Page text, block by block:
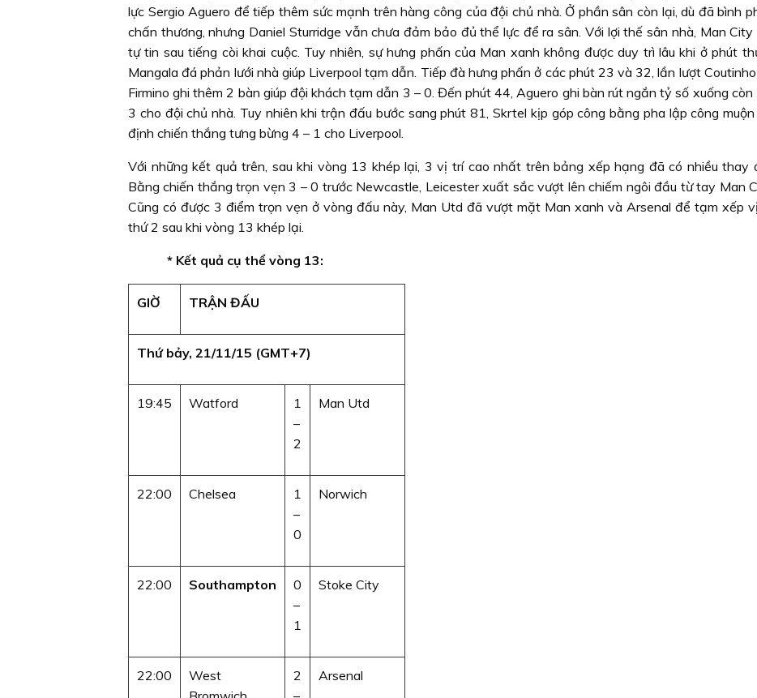
lực Sergio Aguero để tiếp thêm sức mạnh trên hàng công của đội chủ nhà. Ở phần sân còn lại, dù đã bình
chấn thương, nhưng Daniel Sturridge vẫn chưa đảm bảo đủ thể lực để ra sân. Với lợi thế sân nhà, Man
tự tin sau tiếng còi khai cuộc. Tuy nhiên, sự hưng phấn của Man xanh không được duy trì lâu khi ở phút
Mangala đá phản lưới nhà giúp Liverpool tạm dẫn. Tiếp đà hưng phấn ở các phút 23 và 32, lần lượt
Firmino ghi thêm 2 bàn giúp đội khách tạm dẫn 3 – 0. Đến phút 44, Aguero ghi bàn rút ngắn tỷ số xuống còn
3 cho đội chủ nhà. Tuy nhiên khi trận đấu bước sang phút 81, Skrtel kịp góp công bằng pha lập công
định chiến thắng tưng bừng 4 – 1 cho Liverpool.
Với những kết quả trên, sau khi vòng 13 khép lại, 3 vị trí cao nhất trên bảng xếp hạng đã có nhiều thay
Bằng chiến thắng trọn vẹn 3 – 0 trước Newcastle, Leicester xuất sắc vượt lên chiếm ngôi đầu từ tay Man
Cũng có được 3 điểm trọn vẹn ở vòng đấu này, Man Utd đã vượt mặt Man xanh và Arsenal để tạm xếp
thứ 2 sau khi vòng 13 khép lại.
* Kết quả cụ thể vòng 13:
GIỜ TRẬN ĐẤU
Thứ bảy, 21/11/15 (GMT+7)
19:45 Watford
1
–
2
Man Utd
22:00 Chelsea
1
–
0
Norwich
22:00 Southampton
0
–
1
Stoke City
22:00
West
2
Arsenal